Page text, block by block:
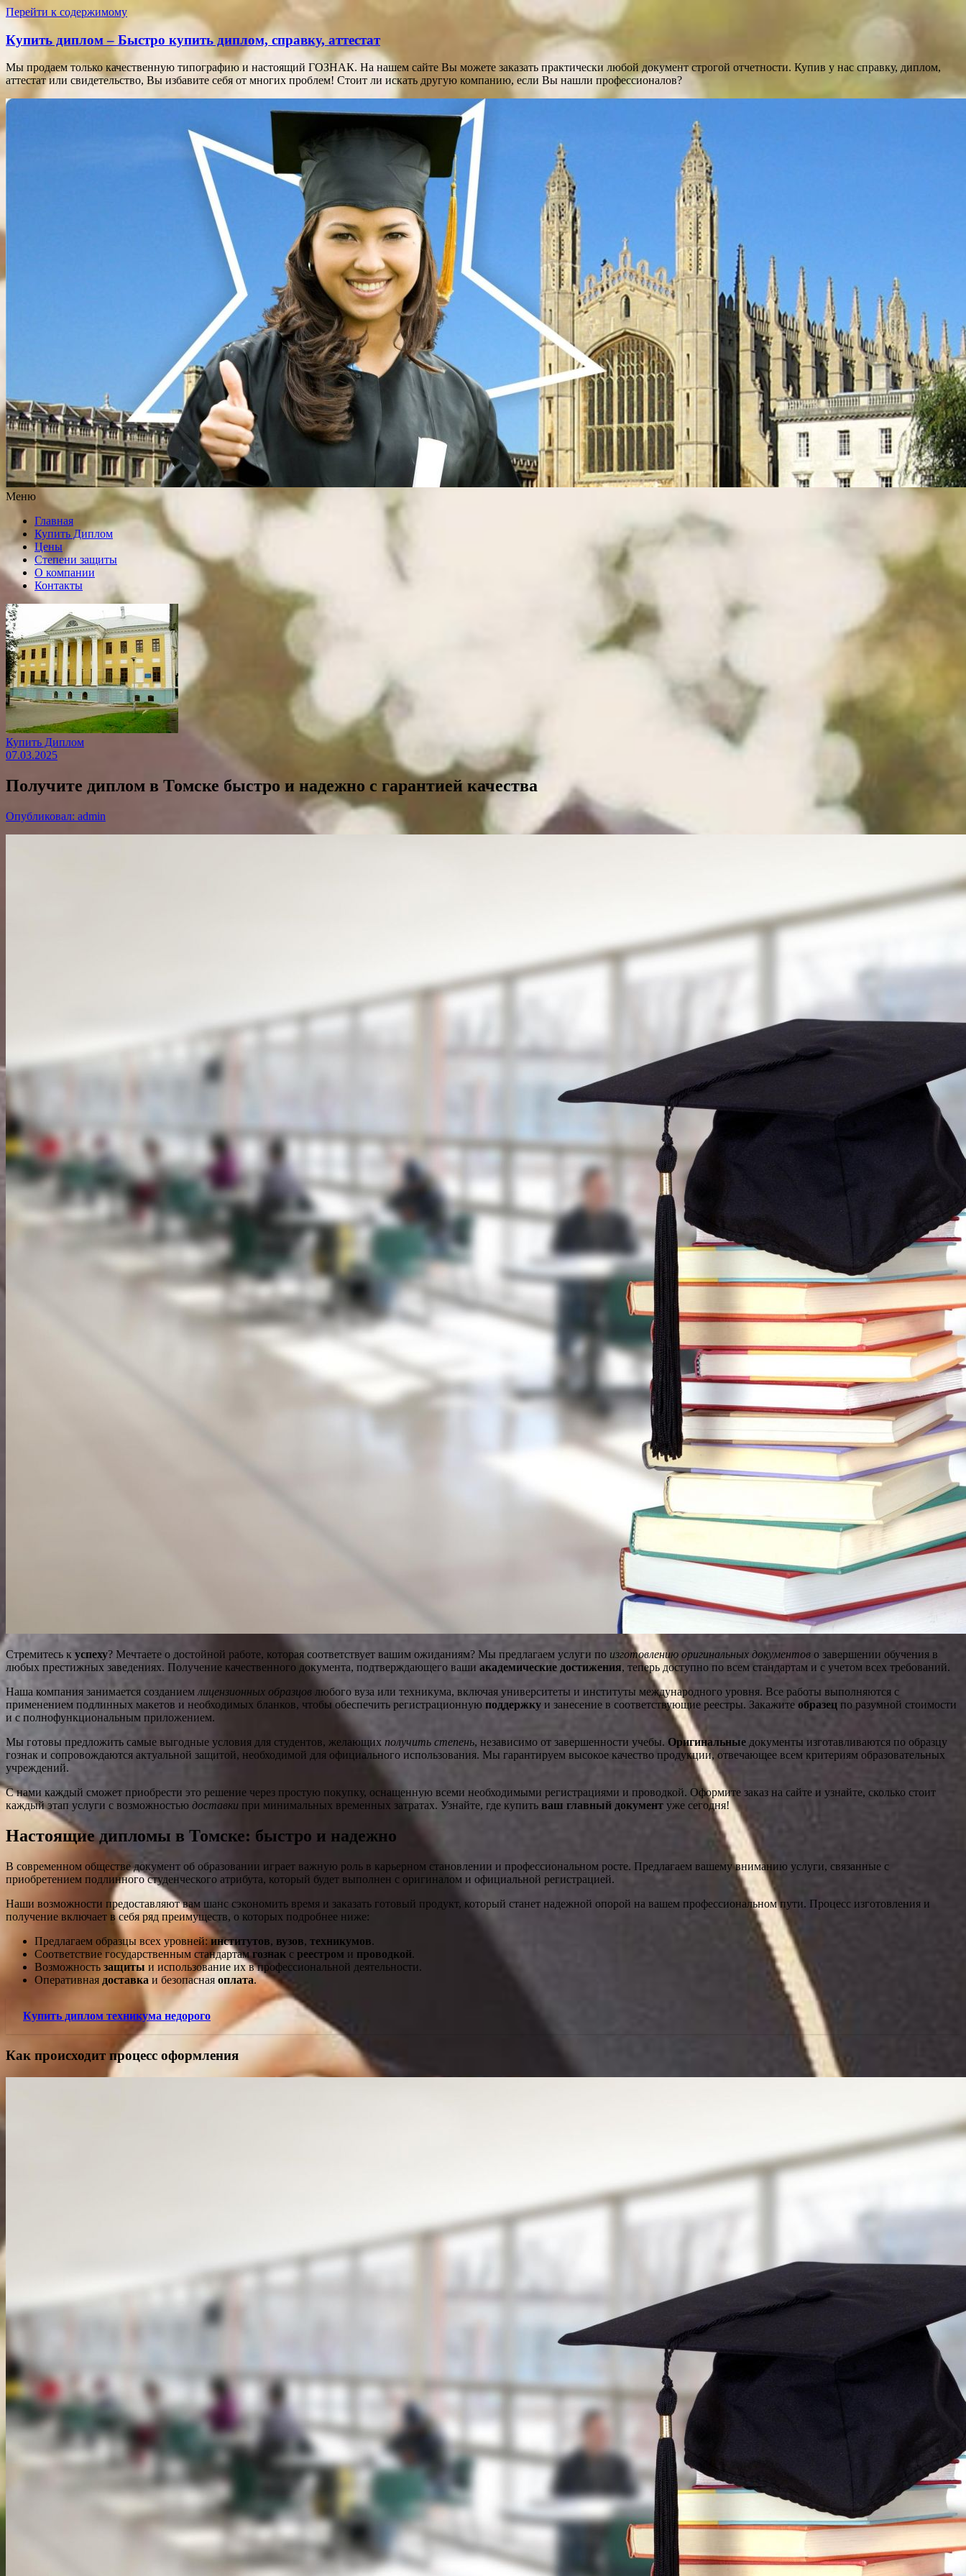
Перейти к содержимому
Купить диплом – Быстро купить диплом, справку, аттестат
Мы продаем только качественную типографию и настоящий ГОЗНАК. На нашем сайте Вы можете заказать практически любой документ строгой отчетности. Купив у нас справку, диплом,
аттестат или свидетельство, Вы избавите себя от многих проблем! Стоит ли искать другую компанию, если Вы нашли профессионалов?
Меню
Главная
Купить Диплом
Цены
Степени защиты
О компании
Контакты
Купить Диплом
07.03.2025
Получите диплом в Томске быстро и надежно с гарантией качества
Опубликовал: admin
Стремитесь к успеху? Мечтаете о достойной работе, которая соответствует вашим ожиданиям? Мы предлагаем услуги по изготовлению оригинальных документов о завершении обучения в
любых престижных заведениях. Получение качественного документа, подтверждающего ваши академические достижения, теперь доступно по всем стандартам и с учетом всех требований.
Наша компания занимается созданием лицензионных образцов любого вуза или техникума, включая университеты и институты международного уровня. Все работы выполняются с
применением подлинных макетов и необходимых бланков, чтобы обеспечить регистрационную поддержку и занесение в соответствующие реестры. Закажите образец по разумной стоимости
и с полнофункциональным приложением.
Мы готовы предложить самые выгодные условия для студентов, желающих получить степень, независимо от завершенности учебы. Оригинальные документы изготавливаются по образцу
гознак и сопровождаются актуальной защитой, необходимой для официального использования. Мы гарантируем высокое качество продукции, отвечающее всем критериям образовательных
учреждений.
С нами каждый сможет приобрести это решение через простую покупку, оснащенную всеми необходимыми регистрациями и проводкой. Оформите заказ на сайте и узнайте, сколько стоит
каждый этап услуги с возможностью доставки при минимальных временных затратах. Узнайте, где купить ваш главный документ уже сегодня!
Настоящие дипломы в Томске: быстро и надежно
В современном обществе документ об образовании играет важную роль в карьерном становлении и профессиональном росте. Предлагаем вашему вниманию услуги, связанные с
приобретением подлинного студенческого атрибута, который будет выполнен с оригиналом и официальной регистрацией.
Наши возможности предоставляют вам шанс сэкономить время и заказать готовый продукт, который станет надежной опорой на вашем профессиональном пути. Процесс изготовления и
получение включает в себя ряд преимуществ, о которых подробнее ниже:
Предлагаем образцы всех уровней:институтов, вузов, техникумов.
Соответствие государственным стандартам гознак с реестром и проводкой.
Возможность защиты и использование их в профессиональной деятельности.
Оперативная доставка и безопасная оплата.
Купить диплом техникума недорого
Как происходит процесс оформления